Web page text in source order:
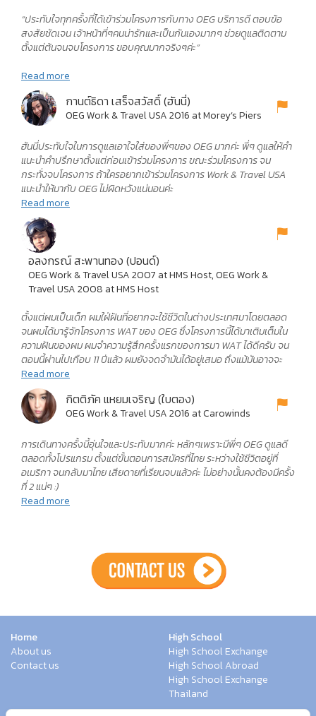
“ประทับใจทุกครั้งที่ได้เข้าร่วมโครงการกับทาง OEG บริการดี ตอบข้อ
สงสัยชัดเจน เจ้าหน้าที่ๆคนน่ารักและเป็นกันเองมากๆ ช่วยดูแลติดตาม
ตั้งแต่ต้นจนจบโครงการ ขอบคุณมากจริงๆค่ะ”
Read more
กานต์ธิดา เสร็จสวัสดิ์ (ฮันนี่)
OEG Work & Travel USA 2016 at Morey’s Piers
ฮันนี่ประทับใจในการดูแลเอาใจใส่ของพี่ๆของ OEG มากค่ะ พี่ๆ ดูแลให้คำ
แนะนำคำปรึกษาตั้งแต่ก่อนเข้าร่วมโครงการ ขณะร่วมโครงการ จน
กระทั่งจบโครงการ ถ้าใครอยากเข้าร่วมโครงการ Work & Travel USA
แนะนำให้มากับ OEG ไม่ผิดหวังแน่นอนค่ะ
Read more
อลงกรณ์ สะพานทอง (ปอนด์)
OEG Work & Travel USA 2007 at HMS Host, OEG Work &
Travel USA 2008 at HMS Host
ตั้งแต่ผมเป็นเด็ก ผมใฝ่ฝันที่อยากจะใช้ชีวิตในต่างประเทศมาโดยตลอด
จนผมได้มารู้จักโครงการ WAT ของ OEG ซึ่งโครงการนี้ได้มาเติมเต็มใน
ความฝันของผม ผมจำความรู้สึกครั้งแรกของการมา WAT ได้ดีครับ จน
ตอนนี้ผ่านไปเกือบ 11 ปีแล้ว ผมยังจดจำมันได้อยู่เสมอ ถึงแม้มันอาจจะ
เป็นช่วงเวลาสั้นๆ แต่มันคือช่วงเวลาที่ผมได้มีความสุขกับเพื่อนๆ ได้เปิด
โลก เปิดมุมมองใหม่ๆ สำหรับผมโครงการ WAT มันคืออะไรที่วิเศษมาก
ครับ
Read more
กิตติภัค แหยมเจริญ (ใบตอง)
OEG Work & Travel USA 2016 at Carowinds
การเดินทางครั้งนี้อุ่นใจและประทับมากค่ะ หลักๆเพราะมีพี่ๆ OEG ดูแลดี
ตลอดทั้งโปรแกรม ตั้งแต่ขั้นตอนการสมัครที่ไทย ระหว่างใช้ชีวิตอยู่ที่
อเมริกา จนกลับมาไทย เสียดายที่เรียนจบแล้วค่ะ ไม่อย่างนั้นคงต้องมีครั้ง
ที่ 2 แน่ๆ :)
Read more
Home
About us
Contact us
High School
High School Exchange
High School Abroad
High School Exchange
Thailand